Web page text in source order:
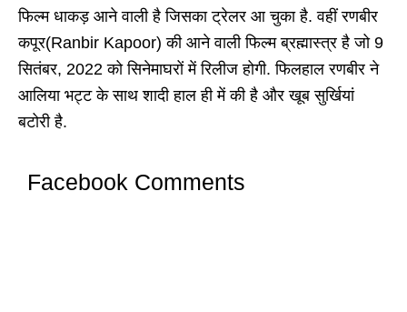
फिल्म धाकड़ आने वाली है जिसका ट्रेलर आ चुका है. वहीं रणबीर
कपूर(Ranbir Kapoor) की आने वाली फिल्म ब्रह्मास्त्र है जो 9
सितंबर, 2022 को सिनेमाघरों में रिलीज होगी. फिलहाल रणबीर ने
आलिया भट्ट के साथ शादी हाल ही में की है और खूब सुर्खियां
बटोरी है.
Facebook Comments